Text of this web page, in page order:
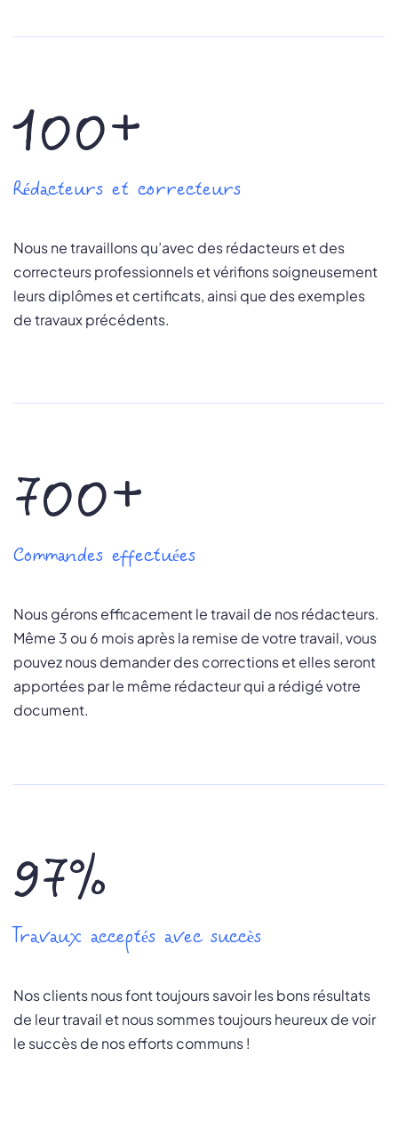
100+
Rédacteurs et correcteurs
Nous ne travaillons qu’avec des rédacteurs et des
correcteurs professionnels et vérifions soigneusement
leurs diplômes et certificats, ainsi que des exemples
de travaux précédents.
700+
Commandes effectuées
Nous gérons efficacement le travail de nos rédacteurs.
Même 3 ou 6 mois après la remise de votre travail, vous
pouvez nous demander des corrections et elles seront
apportées par le même rédacteur qui a rédigé votre
document.
97%
Travaux acceptés avec succès
Nos clients nous font toujours savoir les bons résultats
de leur travail et nous sommes toujours heureux de voir
le succès de nos efforts communs !